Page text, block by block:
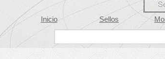
Inicio Sellos